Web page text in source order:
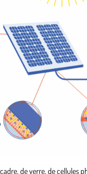
de verre, de cellules